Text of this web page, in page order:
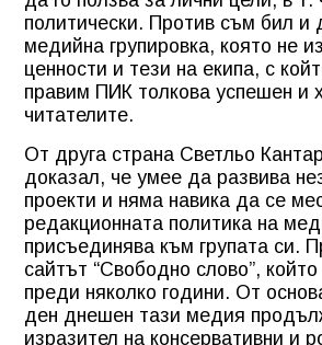
политически. Против съм бил и
медийна групировка, която не
ценности и тези на екипа, с
правим ПИК толкова успешен и
читателите.
От друга страна Светльо
доказал, че умее да развива
проекти и няма навика да се
редакционната политика на
присъединява към групата си.
сайтът “Свободно слово”,
преди няколко години. От
ден днешен тази медия
изразител на консервативни и